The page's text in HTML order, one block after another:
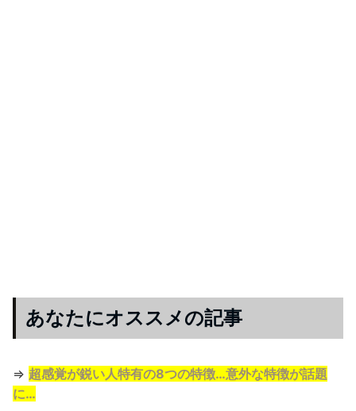
あなたにオススメの記事
⇒ 超感覚が鋭い人特有の8つの特徴…意外な特徴が話題
に…